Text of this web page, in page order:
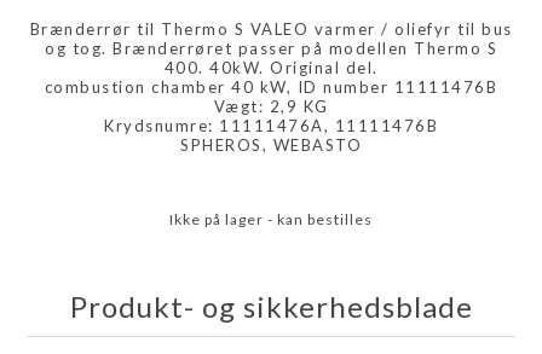
Brænderrør til Thermo S VALEO varmer / oliefyr til bus
og tog. Brænderrøret passer på modellen Thermo S
400. 40kW. Original del.
combustion chamber 40 kW, ID number 11111476B
Vægt: 2,9 KG
Krydsnumre: 11111476A, 11111476B
SPHEROS, WEBASTO
Ikke på lager - kan bestilles
Produkt- og sikkerhedsblade